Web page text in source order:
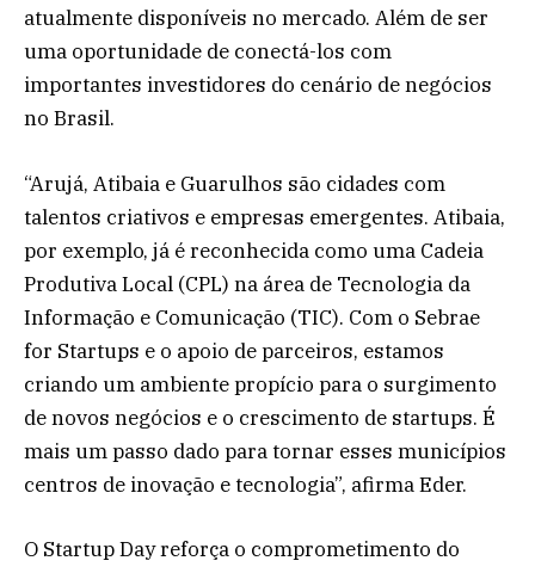
atualmente disponíveis no mercado. Além de ser
uma oportunidade de conectá-los com
importantes investidores do cenário de negócios
no Brasil.
“Arujá, Atibaia e Guarulhos são cidades com
talentos criativos e empresas emergentes. Atibaia,
por exemplo, já é reconhecida como uma Cadeia
Produtiva Local (CPL) na área de Tecnologia da
Informação e Comunicação (TIC). Com o Sebrae
for Startups e o apoio de parceiros, estamos
criando um ambiente propício para o surgimento
de novos negócios e o crescimento de startups. É
mais um passo dado para tornar esses municípios
centros de inovação e tecnologia”, afirma Eder.
O Startup Day reforça o comprometimento do